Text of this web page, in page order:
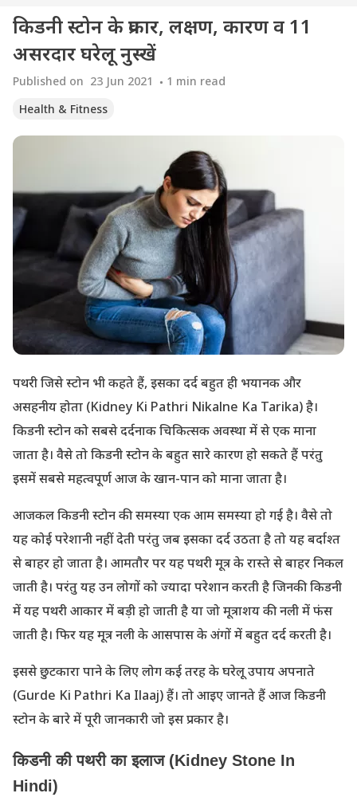
किडनी स्टोन के प्रकार, लक्षण, कारण व 11
असरदार घरेलू नुस्खें
Published on 23 Jun 2021 1 min read
Health & Fitness
पथरी जिसे स्टोन भी कहते हैं, इसका दर्द बहुत ही भयानक और
असहनीय होता (Kidney Ki Pathri Nikalne Ka Tarika) है।
किडनी स्टोन को सबसे दर्दनाक चिकित्सक अवस्था में से एक माना
जाता है। वैसे तो किडनी स्टोन के बहुत सारे कारण हो सकते हैं परंतु
इसमें सबसे महत्वपूर्ण आज के खान-पान को माना जाता है।
आजकल किडनी स्टोन की समस्या एक आम समस्या हो गई है। वैसे तो
यह कोई परेशानी नहीं देती परंतु जब इसका दर्द उठता है तो यह बर्दाश्त
से बाहर हो जाता है। आमतौर पर यह पथरी मूत्र के रास्ते से बाहर निकल
जाती है। परंतु यह उन लोगों को ज्यादा परेशान करती है जिनकी किडनी
में यह पथरी आकार में बड़ी हो जाती है या जो मूत्राशय की नली में फंस
जाती है। फिर यह मूत्र नली के आसपास के अंगों में बहुत दर्द करती है।
इससे छुटकारा पाने के लिए लोग कई तरह के घरेलू उपाय अपनाते
(Gurde Ki Pathri Ka Ilaaj) हैं। तो आइए जानते हैं आज किडनी
स्टोन के बारे में पूरी जानकारी जो इस प्रकार है।
किडनी की पथरी का इलाज (Kidney Stone In
Hindi)